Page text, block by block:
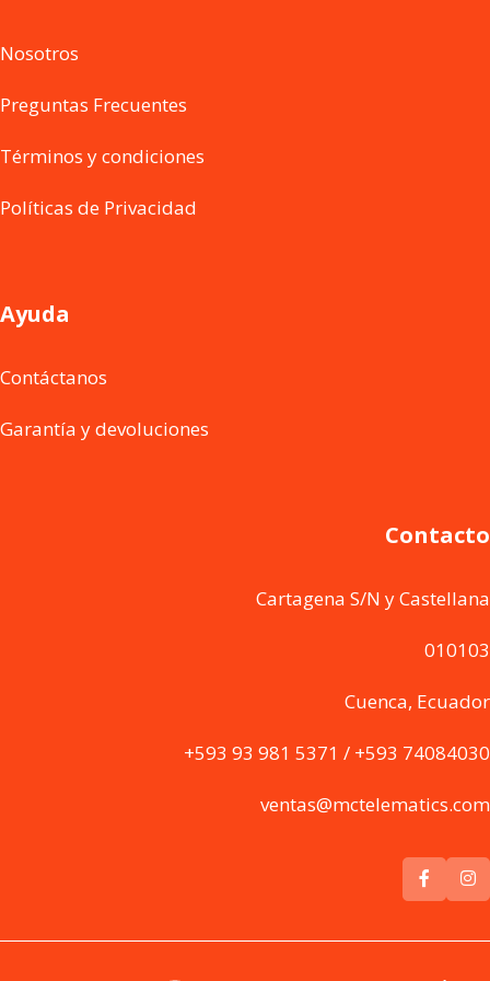
Nosotros
Preguntas Frecuentes
Términos y condiciones
Políticas de Privacidad
Ayuda
Contáctanos
Garantía y devoluciones
Contacto
Cartagena S/N y Castellana
010103
Cuenca, Ecuador
+593 93 981 5371 / +593 74084030
ventas@mctelematics.com